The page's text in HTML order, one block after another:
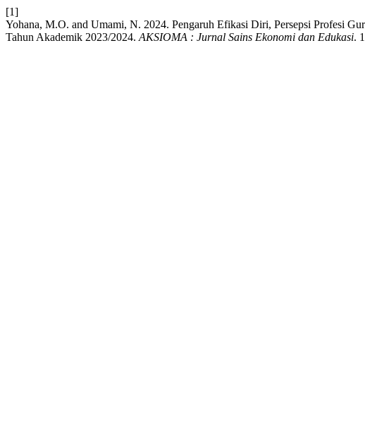
[1]
Yohana, M.O. and Umami, N. 2024. Pengaruh Efikasi Diri, Persepsi Profesi
Tahun Akademik 2023/2024. AKSIOMA : Jurnal Sains Ekonomi dan Edukasi.